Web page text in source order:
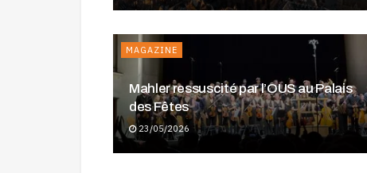
MAGAZINE
Mahler ressuscité par l’OUS au Palais
des Fêtes
23/05/2026